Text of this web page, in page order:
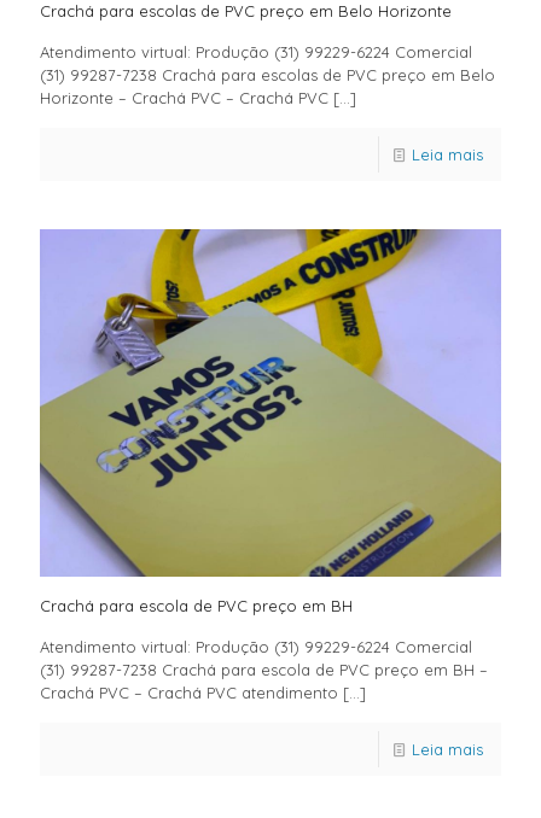
Crachá para escolas de PVC preço em Belo Horizonte
Atendimento virtual: Produção (31) 99229-6224 Comercial
(31) 99287-7238 Crachá para escolas de PVC preço em Belo
Horizonte – Crachá PVC – Crachá PVC […]
Leia mais
Crachá para escola de PVC preço em BH
Atendimento virtual: Produção (31) 99229-6224 Comercial
(31) 99287-7238 Crachá para escola de PVC preço em BH –
Crachá PVC – Crachá PVC atendimento […]
Leia mais